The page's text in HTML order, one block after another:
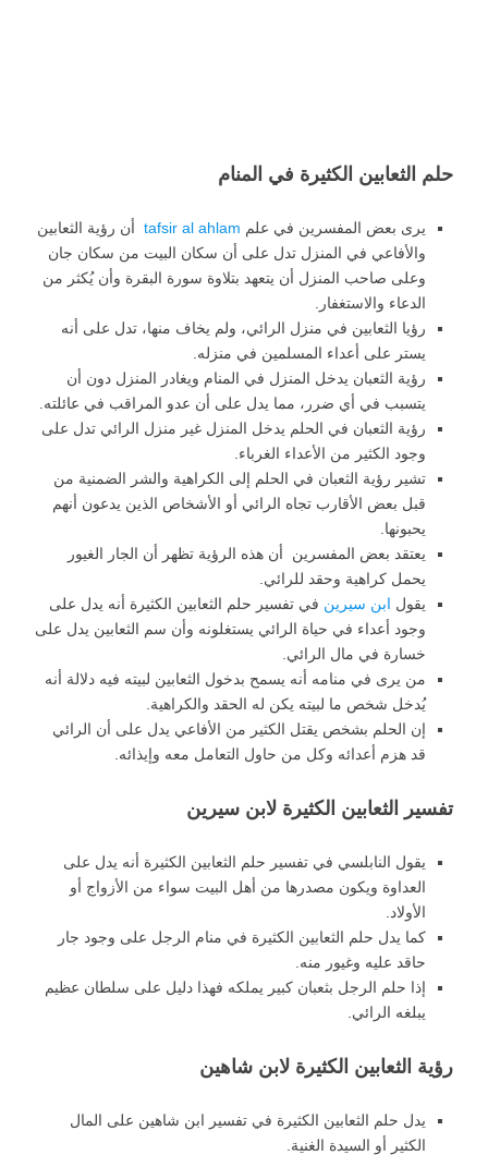
حلم الثعابين الكثيرة في المنام
يرى بعض المفسرين في علم tafsir al ahlamأن رؤية الثعابين
والأفاعي في المنزل تدل على أن سكان البيت من سكان جان
وعلى صاحب المنزل أن يتعهد بتلاوة سورة البقرة وأن يُكثر من
الدعاء والاستغفار.
رؤيا الثعابين في منزل الرائي، ولم يخاف منها، تدل على أنه
يستر على أعداء المسلمين في منزله.
رؤية الثعبان يدخل المنزل في المنام ويغادر المنزل دون أن
يتسبب في أي ضرر، مما يدل على أن عدو المراقب في عائلته.
رؤية الثعبان في الحلم يدخل المنزل غير منزل الرائي تدل على
وجود الكثير من الأعداء الغرباء.
تشير رؤية الثعبان في الحلم إلى الكراهية والشر الضمنية من
قبل بعض الأقارب تجاه الرائي أو الأشخاص الذين يدعون أنهم
يحبونها.
يعتقد بعض المفسرين أن هذه الرؤية تظهر أن الجار الغيور
يحمل كراهية وحقد للرائي.
يقول ابن سيرين في تفسير حلم الثعابين الكثيرة أنه يدل على
وجود أعداء في حياة الرائي يستغلونه وأن سم الثعابين يدل على
خسارة في مال الرائي.
من يرى في منامه أنه يسمح بدخول الثعابين لبيته فيه دلالة أنه
يُدخل شخص ما لبيته يكن له الحقد والكراهية.
إن الحلم بشخص يقتل الكثير من الأفاعي يدل على أن الرائي
قد هزم أعدائه وكل من حاول التعامل معه وإيذائه.
تفسير الثعابين الكثيرة لابن سيرين
يقول النابلسي في تفسير حلم الثعابين الكثيرة أنه يدل على
العداوة ويكون مصدرها من أهل البيت سواء من الأزواج أو
الأولاد.
كما يدل حلم الثعابين الكثيرة في منام الرجل على وجود جار
حاقد عليه وغيور منه.
إذا حلم الرجل بثعبان كبير يملكه فهذا دليل على سلطان عظيم
يبلغه الرائي.
رؤية الثعابين الكثيرة لابن شاهين
يدل حلم الثعابين الكثيرة في تفسير ابن شاهين على المال
الكثير أو السيدة الغنية.